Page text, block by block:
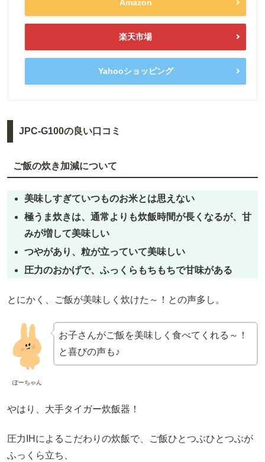
Amazon
楽天市場
Yahooショッピング
JPC-G100の良い口コミ
ご飯の炊き加減について
美味しすぎていつものお米とは思えない
極うま炊きは、通常よりも炊飯時間が長くなるが、甘
みが増して美味しい
つやがあり、粒が立っていて美味しい
圧力のおかげで、ふっくらもちもちで甘味がある
とにかく、ご飯が美味しく炊けた～！との声多し。
ぽーちゃん
お子さんがご飯を美味しく食べてくれる～！
と喜びの声も♪
やはり、大手タイガー炊飯器！
圧力IHによるこだわりの炊飯で、ご飯ひとつぶひとつぶが
ふっくら立ち、